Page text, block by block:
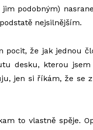
podobným)
nejsilnějším.
pocit, že jak jednou
desku, kterou
jen si říkám, že se
to vlastně spěje.